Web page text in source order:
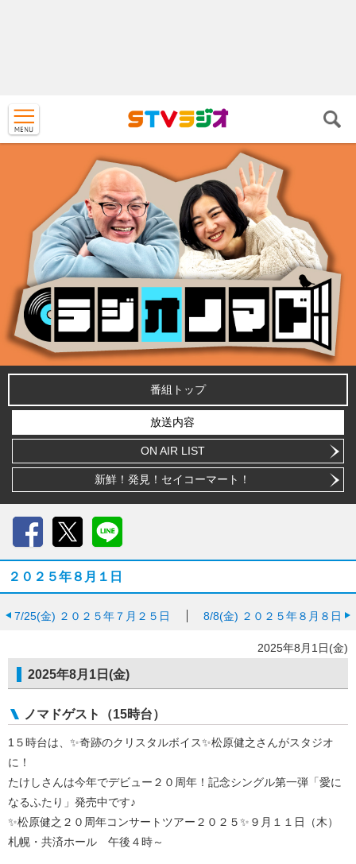
番組トップ
放送内容
ON AIR LIST
新鮮！発見！セイコーマート！
２０２５年８月１日
7/25(金) ２０２５年７月２５日 8/8(金) ２０２５年８月８日
2025年8月1日(金)
2025年8月1日(金)
ノマドゲスト（15時台）
1５時台は、✨奇跡のクリスタルボイス✨松原健之さんがスタジオ
に！
たけしさんは今年でデビュー２０周年！記念シングル第一弾「愛に
なるふたり」発売中です♪
✨松原健之２０周年コンサートツアー２０２５✨９月１１日（木）
札幌・共済ホール 午後４時～